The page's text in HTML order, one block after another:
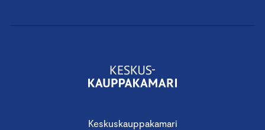
Keskuskauppakamari